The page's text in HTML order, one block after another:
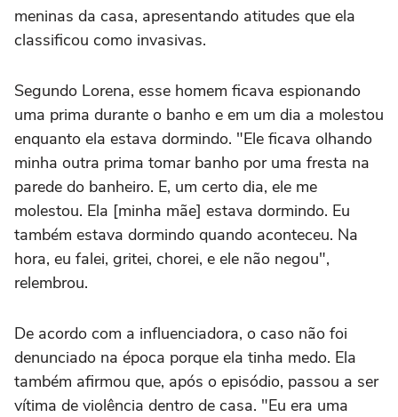
meninas da casa, apresentando atitudes que ela
classificou como invasivas.
Segundo Lorena, esse homem ficava espionando
uma prima durante o banho e em um dia a molestou
enquanto ela estava dormindo. "Ele ficava olhando
minha outra prima tomar banho por uma fresta na
parede do banheiro. E, um certo dia, ele me
molestou. Ela [minha mãe] estava dormindo. Eu
também estava dormindo quando aconteceu. Na
hora, eu falei, gritei, chorei, e ele não negou",
relembrou.
De acordo com a influenciadora, o caso não foi
denunciado na época porque ela tinha medo. Ela
também afirmou que, após o episódio, passou a ser
vítima de violência dentro de casa. "Eu era uma